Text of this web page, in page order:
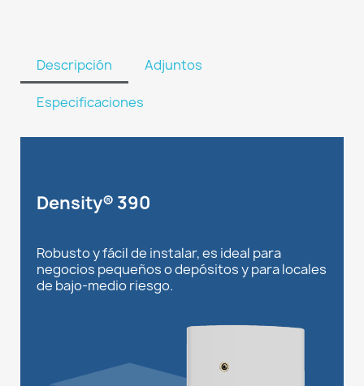
Descripción Adjuntos
Especificaciones
Density® 390
Robusto y fácil de instalar, es ideal para
negocios pequeños o depósitos y para locales
de bajo-medio riesgo.